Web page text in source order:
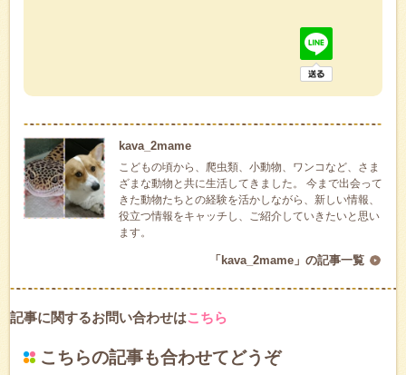
kava_2mame
こどもの頃から、爬虫類、小動物、ワンコなど、さま
ざまな動物と共に生活してきました。 今まで出会って
きた動物たちとの経験を活かしながら、新しい情報、
役立つ情報をキャッチし、ご紹介していきたいと思い
ます。
「kava_2mame」の記事一覧
記事に関するお問い合わせはこちら
こちらの記事も合わせてどうぞ